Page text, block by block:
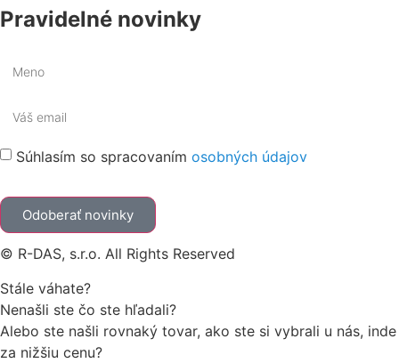
Pravidelné novinky
Súhlasím so spracovaním osobných údajov
Odoberať novinky
© R-DAS, s.r.o. All Rights Reserved
Stále váhate?
Nenašli ste čo ste hľadali?
Alebo ste našli rovnaký tovar, ako ste si vybrali u nás, inde
za nižšiu cenu?